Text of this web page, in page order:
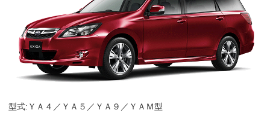
型式:ＹＡ４／ＹＡ５／ＹＡ９／ＹＡＭ型